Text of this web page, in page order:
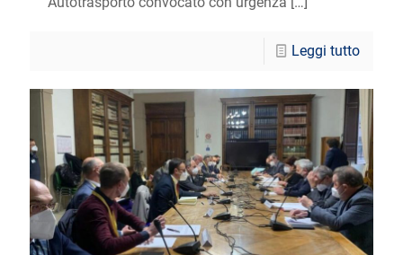
Leggi tutto